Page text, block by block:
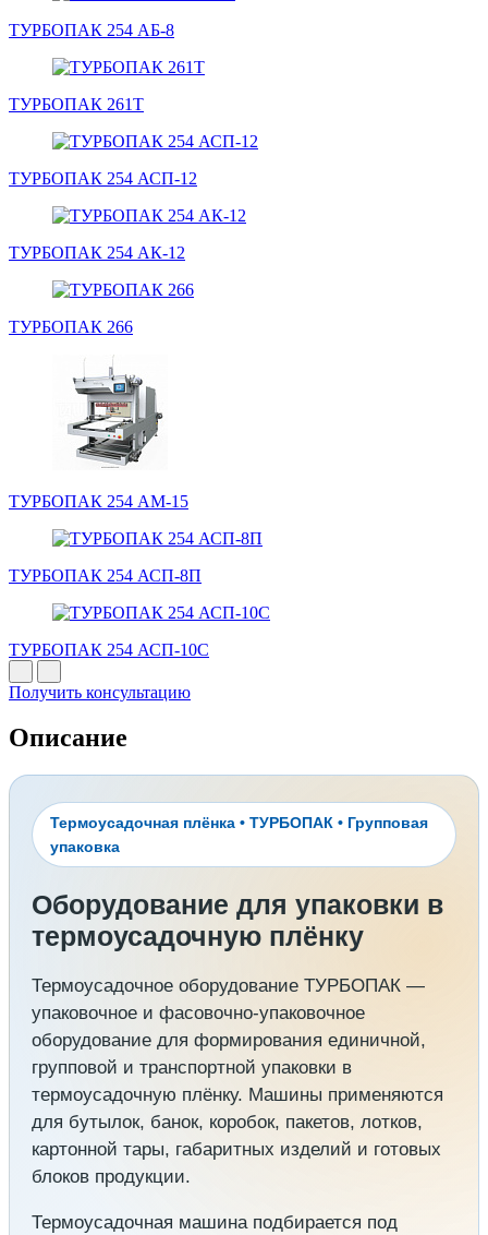
ТУРБОПАК 254 АБ-8
ТУРБОПАК 261Т
ТУРБОПАК 254 АСП-12
ТУРБОПАК 254 АК-12
ТУРБОПАК 266
ТУРБОПАК 254 АМ-15
ТУРБОПАК 254 АСП-8П
ТУРБОПАК 254 АСП-10С
Получить консультацию
Описание
Термоусадочная плёнка • ТУРБОПАК • Групповая
упаковка
Оборудование для упаковки в
термоусадочную плёнку
Термоусадочное оборудование ТУРБОПАК —
упаковочное и фасовочно-упаковочное
оборудование для формирования единичной,
групповой и транспортной упаковки в
термоусадочную плёнку. Машины применяются
для бутылок, банок, коробок, пакетов, лотков,
картонной тары, габаритных изделий и готовых
блоков продукции.
Термоусадочная машина подбирается под